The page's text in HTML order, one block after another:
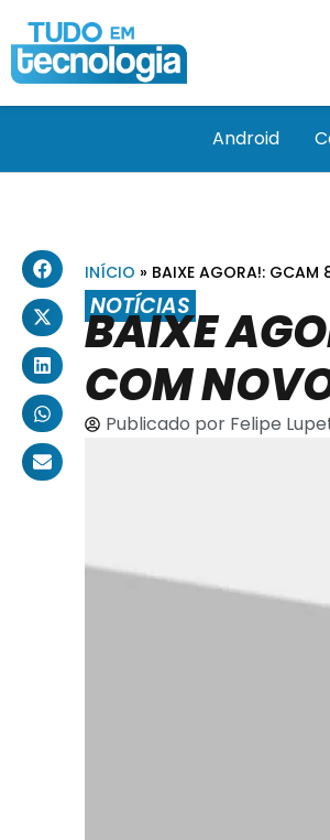
Android
INÍCIO » BAIXE AGORA!: GCAM
NOTÍCIAS
BAIXE
COM
Publicado porFelipe